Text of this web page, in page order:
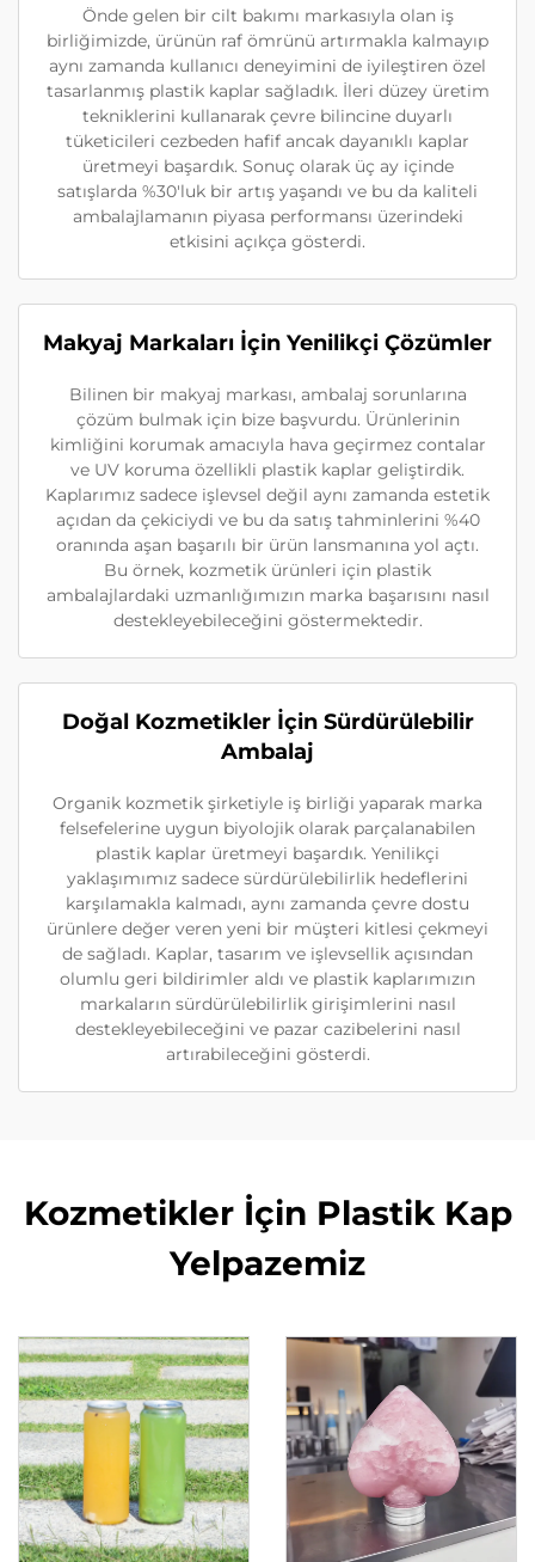
Önde gelen bir cilt bakımı markasıyla olan iş
birliğimizde, ürünün raf ömrünü artırmakla kalmayıp
aynı zamanda kullanıcı deneyimini de iyileştiren özel
tasarlanmış plastik kaplar sağladık. İleri düzey üretim
tekniklerini kullanarak çevre bilincine duyarlı
tüketicileri cezbeden hafif ancak dayanıklı kaplar
üretmeyi başardık. Sonuç olarak üç ay içinde
satışlarda %30'luk bir artış yaşandı ve bu da kaliteli
ambalajlamanın piyasa performansı üzerindeki
etkisini açıkça gösterdi.
Makyaj Markaları İçin Yenilikçi Çözümler
Bilinen bir makyaj markası, ambalaj sorunlarına
çözüm bulmak için bize başvurdu. Ürünlerinin
kimliğini korumak amacıyla hava geçirmez contalar
ve UV koruma özellikli plastik kaplar geliştirdik.
Kaplarımız sadece işlevsel değil aynı zamanda estetik
açıdan da çekiciydi ve bu da satış tahminlerini %40
oranında aşan başarılı bir ürün lansmanına yol açtı.
Bu örnek, kozmetik ürünleri için plastik
ambalajlardaki uzmanlığımızın marka başarısını nasıl
destekleyebileceğini göstermektedir.
Doğal Kozmetikler İçin Sürdürülebilir
Ambalaj
Organik kozmetik şirketiyle iş birliği yaparak marka
felsefelerine uygun biyolojik olarak parçalanabilen
plastik kaplar üretmeyi başardık. Yenilikçi
yaklaşımımız sadece sürdürülebilirlik hedeflerini
karşılamakla kalmadı, aynı zamanda çevre dostu
ürünlere değer veren yeni bir müşteri kitlesi çekmeyi
de sağladı. Kaplar, tasarım ve işlevsellik açısından
olumlu geri bildirimler aldı ve plastik kaplarımızın
markaların sürdürülebilirlik girişimlerini nasıl
destekleyebileceğini ve pazar cazibelerini nasıl
artırabileceğini gösterdi.
Kozmetikler İçin Plastik Kap
Yelpazemiz